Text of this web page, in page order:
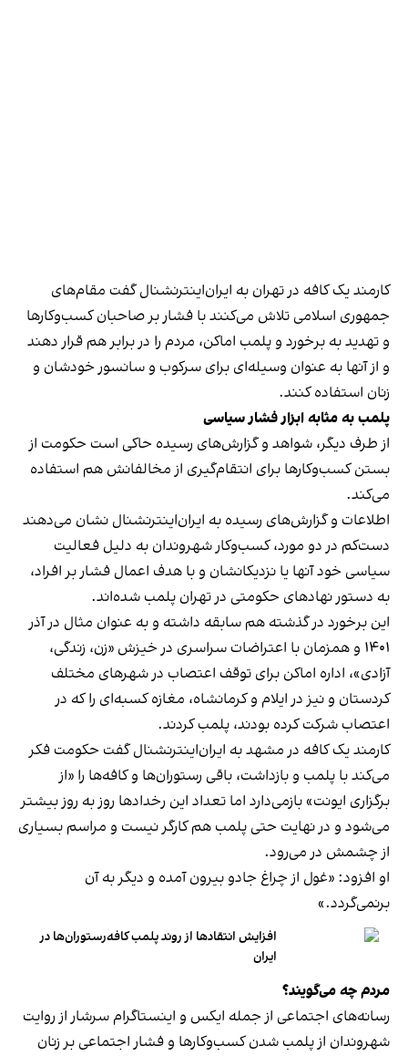
کارمند یک کافه در تهران به ایران‌اینترنشنال گفت مقام‌های
جمهوری اسلامی تلاش می‌کنند با فشار بر صاحبان کسب‌وکارها
و تهدید به برخورد و پلمب اماکن، مردم را در برابر هم قرار دهند
و از آنها به عنوان وسیله‌ای برای سرکوب و سانسور خودشان و
زنان استفاده کنند.
پلمب به مثابه ابزار فشار سیاسی
از طرف دیگر، شواهد و گزارش‌های رسیده حاکی است حکومت از
بستن کسب‌وکارها برای انتقام‌گیری از مخالفانش هم استفاده
می‌کند.
اطلاعات و گزارش‌های رسیده به ایران‌اینترنشنال نشان می‌دهند
دست‌کم در دو مورد، کسب‌وکار شهروندان به دلیل فعالیت
سیاسی خود آنها یا نزدیکانشان و با هدف اعمال فشار بر افراد،
به دستور نهادهای حکومتی در تهران پلمب شده‌اند.
این برخورد در گذشته هم سابقه داشته و به عنوان مثال در آذر
۱۴۰۱ و همزمان با اعتراضات سراسری در خیزش «زن، زندگی،
آزادی»، اداره اماکن برای توقف اعتصاب در شهرهای مختلف
کردستان و نیز در ایلام و کرمانشاه، مغازه کسبه‌ای را که در
اعتصاب شرکت کرده بودند، پلمب کردند.
کارمند یک کافه در مشهد به ایران‌اینترنشنال گفت حکومت فکر
می‌کند با پلمب و بازداشت، باقی رستوران‌ها و کافه‌ها را «از
برگزاری ایونت» بازمی‌دارد اما تعداد این رخدادها روز به روز بیشتر
می‌شود و در نهایت حتی پلمب هم کارگر نیست و مراسم بسیاری
از چشمش در می‌رود.
او افزود: «غول از چراغ جادو بیرون آمده و دیگر به آن
برنمی‎‌گردد.»
افزایش انتقادها از روند پلمب کافه‌رستوران‌ها در
ایران
مردم چه می‌گویند؟
رسانه‎‌های اجتماعی از جمله ایکس و اینستاگرام سرشار از روایت
شهروندان از پلمب شدن کسب‌وکارها و فشار اجتماعی بر زنان